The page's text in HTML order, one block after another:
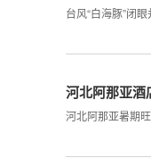
台风“白海豚”闭
河北阿那亚酒
河北阿那亚暑期